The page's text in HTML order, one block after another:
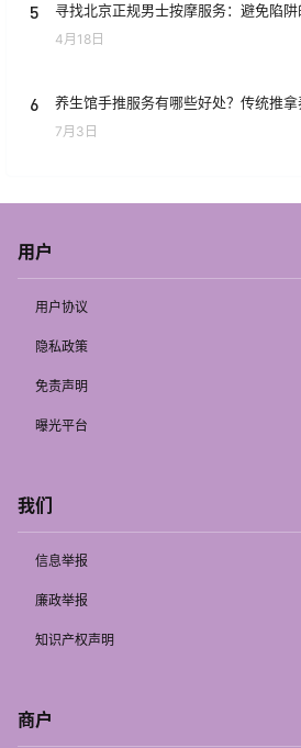
5 寻找北京正规男士按摩服务：避免陷
4月18日
6 养生馆手推服务有哪些好处？传统推
7月3日
用户
用户协议
隐私政策
免责声明
曝光平台
我们
信息举报
廉政举报
知识产权声明
商户